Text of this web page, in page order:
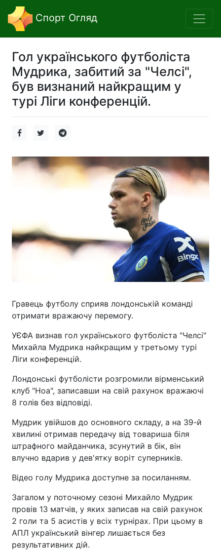
Спорт Огляд
Гол українського футболіста
Мудрика, забитий за "Челсі",
був визнаний найкращим у
турі Ліги конференцій.
Гравець футболу сприяв лондонській команді
отримати вражаючу перемогу.
УЄФА визнав гол українського футболіста "Челсі"
Михайла Мудрика найкращим у третьому турі
Ліги конференцій.
Лондонські футболісти розгромили вірменський
клуб "Ноа", записавши на свій рахунок вражаючі
8 голів без відповіді.
Мудрик увійшов до основного складу, а на 39-й
хвилині отримав передачу від товариша біля
штрафного майданчика, зсунутий в бік, він
влучно вдарив у дев'ятку воріт суперників.
Відео голу Мудрика доступне за посиланням.
Загалом у поточному сезоні Михайло Мудрик
провів 13 матчів, у яких записав на свій рахунок
2 голи та 5 асистів у всіх турнірах. При цьому в
АПЛ український вінгер лишається без
результативних дій.